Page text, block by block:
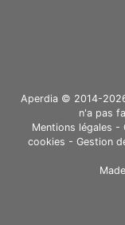
Aperdia © 2014-
n'a pas
Mentions légales -
cookies - Gestion